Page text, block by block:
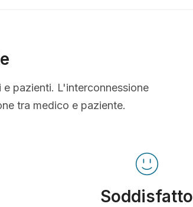
pazienti. L'interconnessione
tra medico e paziente.
Soddisfatto